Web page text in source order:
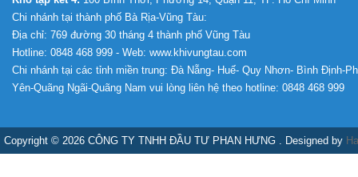
Chi nhánh tại thành phố Bà Rịa-Vũng Tàu:
Địa chỉ: 769 đường 30 tháng 4 thành phố Vũng Tàu
Hotline: 0848 468 999 - Web: www.khivungtau.com
Chi nhánh tại các tỉnh miền trung: Đà Nẵng- Huế- Quy Nhơn- Bình Định-
Yên-Quãng Ngãi-Quãng Nam vui lòng liên hệ theo hotline: 0848 468 999
Copyright © 2026 CÔNG TY TNHH ĐẦU TƯ PHAN HƯNG . Designed by